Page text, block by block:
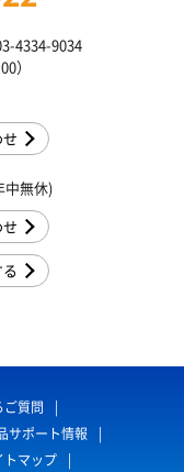
4334-9034
）
中無休)
ご質問
サポート情報
トマップ